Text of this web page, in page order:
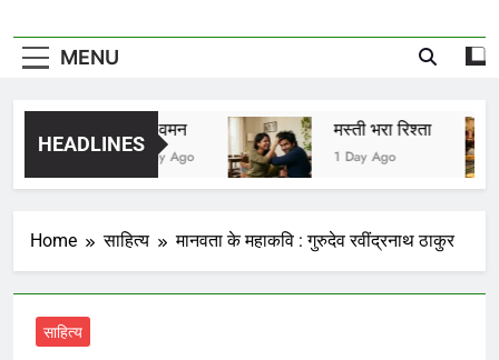
MENU
HEADLINES
विष वमन
1 Day Ago
मस्ती भरा रिश्ता
1 Day Ago
Home साहित्य मानवता के महाकवि : गुरुदेव रवींद्रनाथ ठाकुर
साहित्य